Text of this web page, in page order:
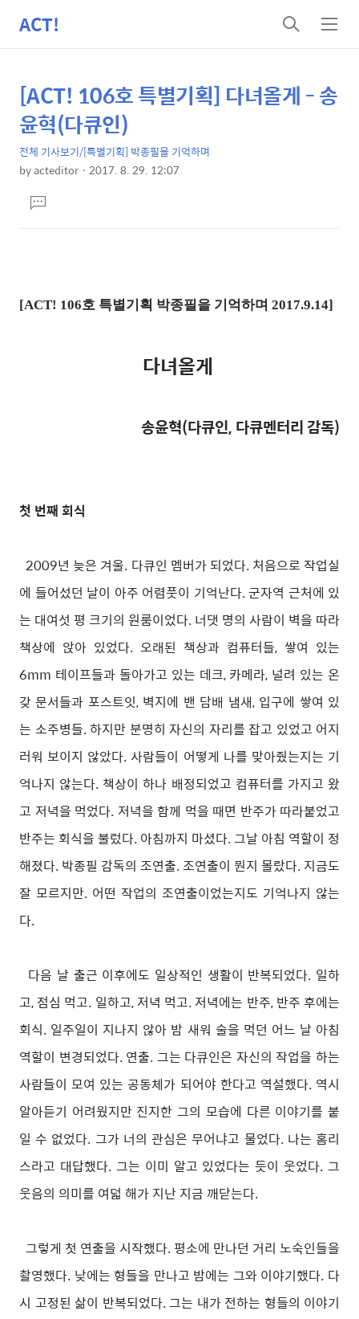
ACT!
검
색
메
뉴
상
세
컨
텐
본
문
제
목
[ACT! 106호 특별기획] 다녀올게 - 송
윤혁(다큐인)
전체 기사보기/[특별기획] 박종필을 기억하며
byacteditor 2017. 8. 29. 12:07
문댓
글
[ACT! 106호 특별기획 박종필을 기억하며 2017.9.14]
다녀올게
송윤혁(다큐인, 다큐멘터리 감독)
첫 번째 회식
2009년 늦은 겨울. 다큐인 멤버가 되었다. 처음으로 작업실
에 들어섰던 날이 아주 어렴풋이 기억난다. 군자역 근처에 있
는 대여섯 평 크기의 원룸이었다. 너댓 명의 사람이 벽을 따라
책상에 앉아 있었다. 오래된 책상과 컴퓨터들, 쌓여 있는
6mm 테이프들과 돌아가고 있는 데크, 카메라, 널려 있는 온
갖 문서들과 포스트잇, 벽지에 밴 담배 냄새, 입구에 쌓여 있
는 소주병들. 하지만 분명히 자신의 자리를 잡고 있었고 어지
러워 보이지 않았다. 사람들이 어떻게 나를 맞아줬는지는 기
억나지 않는다. 책상이 하나 배정되었고 컴퓨터를 가지고 왔
고 저녁을 먹었다. 저녁을 함께 먹을 때면 반주가 따라붙었고
반주는 회식을 불렀다. 아침까지 마셨다. 그날 아침 역할이 정
해졌다. 박종필 감독의 조연출. 조연출이 뭔지 몰랐다. 지금도
잘 모르지만. 어떤 작업의 조연출이었는지도 기억나지 않는
다.
다음 날 출근 이후에도 일상적인 생활이 반복되었다. 일하
고, 점심 먹고. 일하고, 저녁 먹고. 저녁에는 반주, 반주 후에는
회식. 일주일이 지나지 않아 밤 새워 술을 먹던 어느 날 아침
역할이 변경되었다. 연출. 그는 다큐인은 자신의 작업을 하는
사람들이 모여 있는 공동체가 되어야 한다고 역설했다. 역시
알아듣기 어려웠지만 진지한 그의 모습에 다른 이야기를 붙
일 수 없었다. 그가 너의 관심은 무어냐고 물었다. 나는 홈리
스라고 대답했다. 그는 이미 알고 있었다는 듯이 웃었다. 그
웃음의 의미를 여덟 해가 지난 지금 깨닫는다.
그렇게 첫 연출을 시작했다. 평소에 만나던 거리 노숙인들을
촬영했다. 낮에는 형들을 만나고 밤에는 그와 이야기했다. 다
시 고정된 삶이 반복되었다. 그는 내가 전하는 형들의 이야기